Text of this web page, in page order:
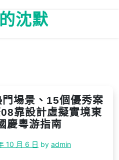
沈默
場景、15個優秀案
靠設計虛擬實境東
慶粵游指南
10 月 6 日 by admin